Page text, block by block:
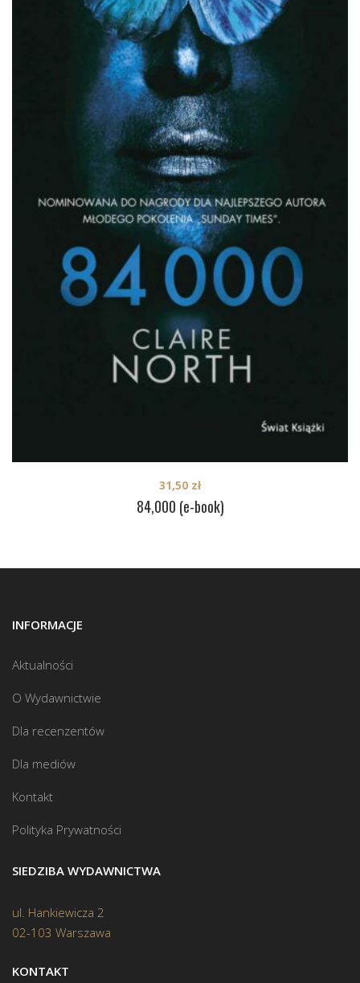
84,000 (e-book)
31,50 zł
INFORMACJE
Aktualności
O Wydawnictwie
Dla recenzentów
Dla mediów
Kontakt
Polityka Prywatności
SIEDZIBA WYDAWNICTWA
ul. Hankiewicza 2
02-103 Warszawa
KONTAKT